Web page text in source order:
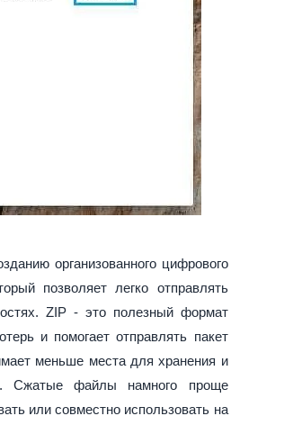
организованного цифрового
позволяет легко отправлять
ZIP - это полезный формат
и помогает отправлять пакет
меньше места для хранения и
Сжатые файлы намного проще
или совместно использовать на